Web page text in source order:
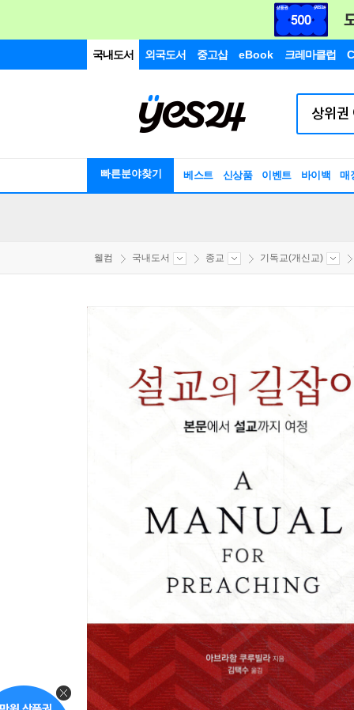
국내도서 외국도서 중고샵 eBook 크레마클럽
빠른분야찾기 베스트 신상품 이벤트 바이백 매
웰컴 국내도서 종교 기독교(개신교)